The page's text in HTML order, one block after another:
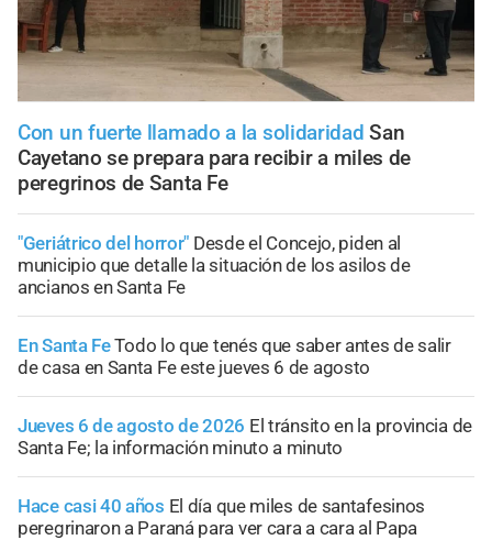
Con un fuerte llamado a la solidaridad San
Cayetano se prepara para recibir a miles de
peregrinos de Santa Fe
"Geriátrico del horror" Desde el Concejo, piden al
municipio que detalle la situación de los asilos de
ancianos en Santa Fe
En Santa FeTodo lo que tenés que saber antes de salir
de casa en Santa Fe este jueves 6 de agosto
Jueves 6 de agosto de 2026 El tránsito en la provincia de
Santa Fe; la información minuto a minuto
Hace casi 40 años El día que miles de santafesinos
peregrinaron a Paraná para ver cara a cara al Papa